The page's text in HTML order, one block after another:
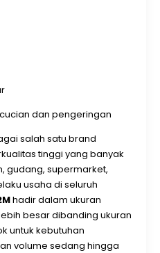
2202M (MEDIUM) UKURAN
yang memiliki ventilasi
pada bagian sisi dan dasar
dan pengeringan
salah satu brand
tinggi yang banyak
gudang, supermarket,
usaha di seluruh
hadir dalam ukuran
besar dibanding ukuran
untuk kebutuhan
volume sedang hingga